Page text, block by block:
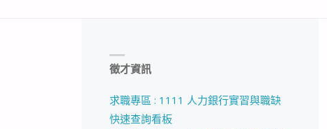
徵才資訊
求職專區 : 1111 人力銀行實習與職缺
快速查詢看板